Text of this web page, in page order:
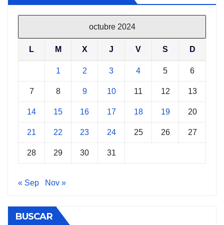
octubre 2024
L M X J V S D
1 2 3 4 5 6
7 8 9 10 11 12 13
14 15 16 17 18 19 20
21 22 23 24 25 26 27
28 29 30 31
« Sep Nov »
BUSCAR